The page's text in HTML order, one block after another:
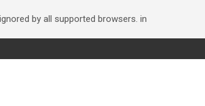
by all supported browsers. in